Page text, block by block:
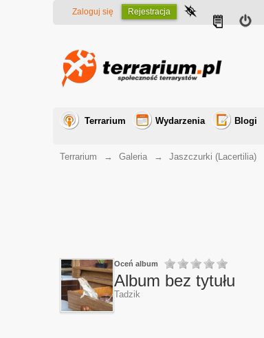
Zaloguj się Rejestracja
Terrarium Wydarzenia Blogi
Terrarium
→ Galeria → Jaszczurki (Lacertilia)
Oceń album
Album bez tytułu
Tadzik